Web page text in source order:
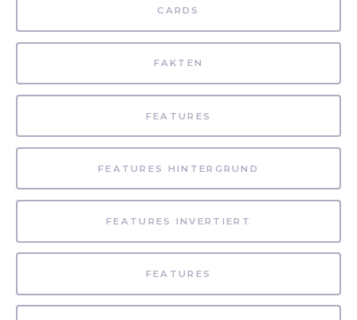
CARDS
FAKTEN
FEATURES
FEATURES HINTERGRUND
FEATURES INVERTIERT
FEATURES